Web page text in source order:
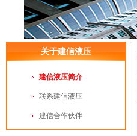
关于建信液压
建信液压简介
联系建信液压
建信合作伙伴